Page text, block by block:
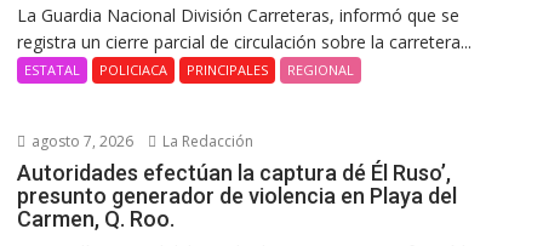
La Guardia Nacional División Carreteras, informó que se
registra un cierre parcial de circulación sobre la carretera...
ESTATAL POLICIACA PRINCIPALES REGIONAL
agosto 7, 2026 La Redacción
Autoridades efectúan la captura dé Él Ruso’,
presunto generador de violencia en Playa del
Carmen, Q. Roo.